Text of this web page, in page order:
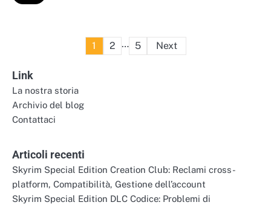
Posts
1 2 … 5 Next
Link
La nostra storia
Archivio del blog
Contattaci
Articoli recenti
Skyrim Special Edition Creation Club: Reclami cross-
platform, Compatibilità, Gestione dell’account
Skyrim Special Edition DLC Codice: Problemi di